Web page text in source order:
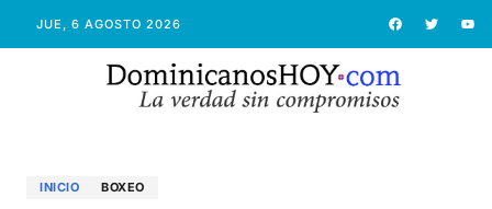
JUE, 6 AGOSTO 2026
INICIO BOXEO